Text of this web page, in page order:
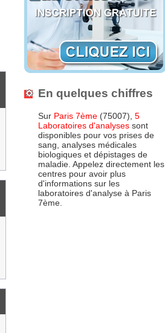
En quelques chiffres
Sur Paris 7ème (75007), 5
Laboratoires d'analyses sont
disponibles pour vos prises de
sang, analyses médicales
biologiques et dépistages de
maladie. Appelez directement les
centres pour avoir plus
d'informations sur les
laboratoires d'analyse à Paris
7ème.